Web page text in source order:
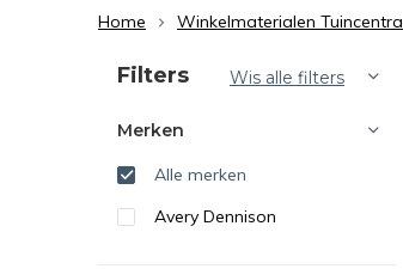
Home Winkelmaterialen Tuincentra
Sorteren op:
Filters Wis alle filters
Merken
Alle merken
Avery Dennison